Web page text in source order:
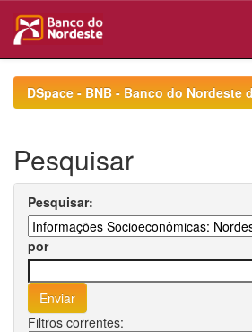
navigationDSpace - BNB - Banco do Nordeste
Pesquisar
Pesquisar:
por
Filtros correntes: